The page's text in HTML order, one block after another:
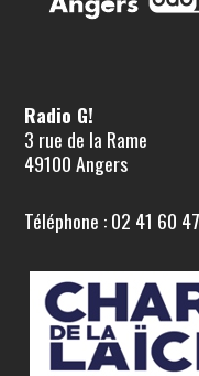
Radio G!
3 rue de la Rame
49100 Angers
Téléphone : 02 41 60